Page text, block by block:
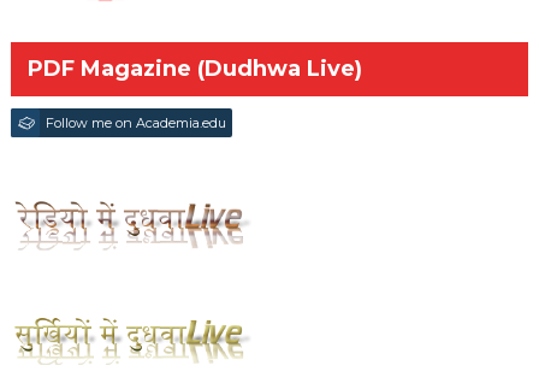
PDF Magazine (Dudhwa Live)
Follow me on Academia.edu